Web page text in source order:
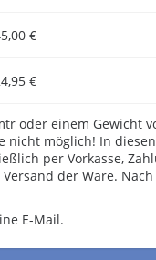
€
€
oder einem Gewicht
nicht möglich! In
per Vorkasse,
der Ware.
E-Mail.